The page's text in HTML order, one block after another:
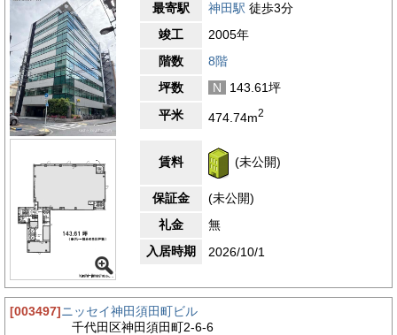
最寄駅 神田駅 徒歩3分
竣工
2005年
階数
8階
坪数
N
143.61坪
平米
474.74m2
賃料 (未公開)
保証金
(未公開)
礼金
無
入居時期
2026/10/1
[003497]ニッセイ神田須田町ビル
千代田区神田須田町2-6-6